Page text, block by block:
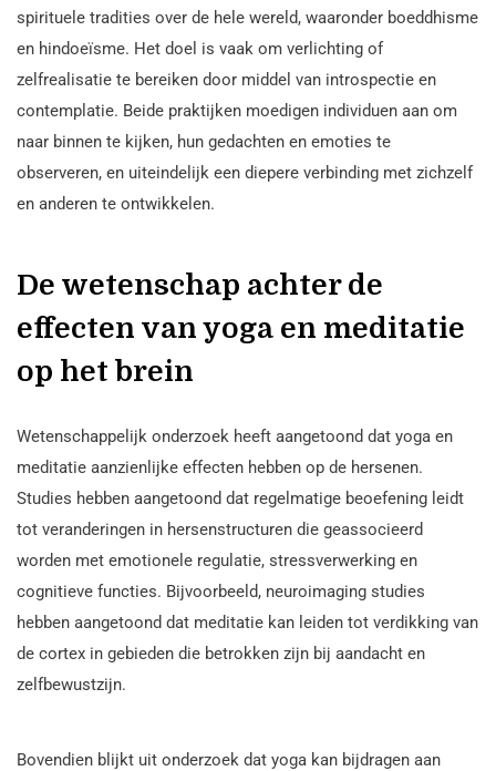
spirituele tradities over de hele wereld, waaronder boeddhisme
en hindoeïsme. Het doel is vaak om verlichting of
zelfrealisatie te bereiken door middel van introspectie en
contemplatie. Beide praktijken moedigen individuen aan om
naar binnen te kijken, hun gedachten en emoties te
observeren, en uiteindelijk een diepere verbinding met zichzelf
en anderen te ontwikkelen.
De wetenschap achter de
effecten van yoga en meditatie
op het brein
Wetenschappelijk onderzoek heeft aangetoond dat yoga en
meditatie aanzienlijke effecten hebben op de hersenen.
Studies hebben aangetoond dat regelmatige beoefening leidt
tot veranderingen in hersenstructuren die geassocieerd
worden met emotionele regulatie, stressverwerking en
cognitieve functies. Bijvoorbeeld, neuroimaging studies
hebben aangetoond dat meditatie kan leiden tot verdikking van
de cortex in gebieden die betrokken zijn bij aandacht en
zelfbewustzijn.
Bovendien blijkt uit onderzoek dat yoga kan bijdragen aan